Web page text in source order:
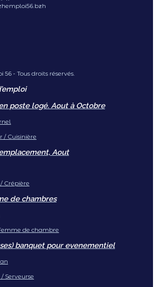
- Tous droits réservés.
poste logé. Aout à Octobre
/ Cuisinière
Aout
Crépière
de chambres
de chambre
banquet pour evenementiel
Serveurse